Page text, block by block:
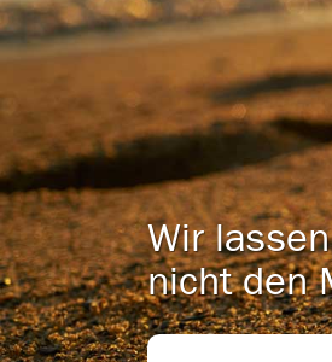
Wir
nicht den